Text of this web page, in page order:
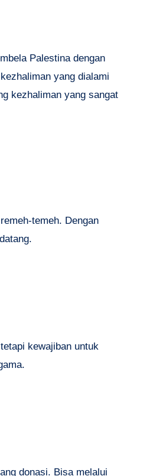
Palestina dengan
yang dialami
kezhaliman yang sangat
temeh. Dengan
kewajiban untuk
donasi. Bisa melalui